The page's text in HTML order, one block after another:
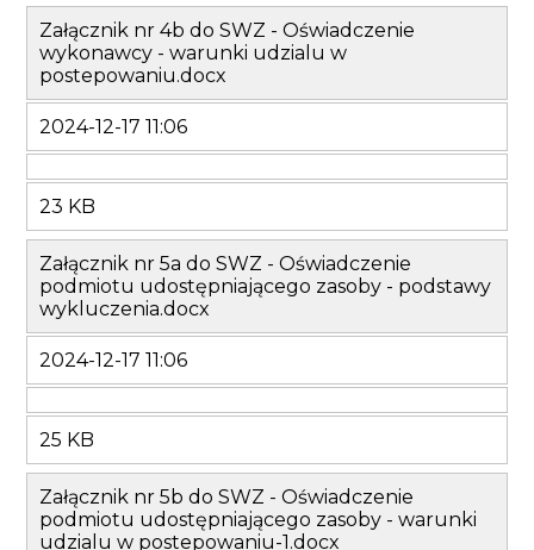
Załącznik nr 4b do SWZ - Oświadczenie
wykonawcy - warunki udzialu w
postepowaniu.docx
2024-12-17 11:06
23 KB
Załącznik nr 5a do SWZ - Oświadczenie
podmiotu udostępniającego zasoby - podstawy
wykluczenia.docx
2024-12-17 11:06
25 KB
Załącznik nr 5b do SWZ - Oświadczenie
podmiotu udostępniającego zasoby - warunki
udzialu w postepowaniu-1.docx